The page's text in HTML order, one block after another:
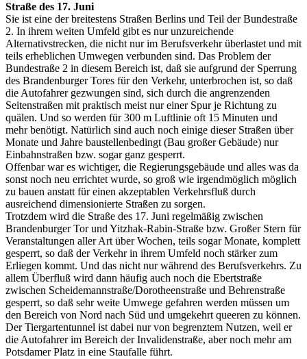
Straße des 17. Juni
Sie ist eine der breitestens Straßen Berlins und Teil der Bundestraße
2. In ihrem weiten Umfeld gibt es nur unzureichende
Alternativstrecken, die nicht nur im Berufsverkehr überlastet und mit
teils erheblichen Umwegen verbunden sind. Das Problem der
Bundestraße 2 in diesem Bereich ist, daß sie aufgrund der Sperrung
des Brandenburger Tores für den Verkehr, unterbrochen ist, so daß
die Autofahrer gezwungen sind, sich durch die angrenzenden
Seitenstraßen mit praktisch meist nur einer Spur je Richtung zu
quälen. Und so werden für 300 m Luftlinie oft 15 Minuten und
mehr benötigt. Natürlich sind auch noch einige dieser Straßen über
Monate und Jahre baustellenbedingt (Bau großer Gebäude) nur
Einbahnstraßen bzw. sogar ganz gesperrt.
Offenbar war es wichtiger, die Regierungsgebäude und alles was da
sonst noch neu errichtet wurde, so groß wie irgendmöglich möglich
zu bauen anstatt für einen akzeptablen Verkehrsfluß durch
ausreichend dimensionierte Straßen zu sorgen.
Trotzdem wird die Straße des 17. Juni regelmäßig zwischen
Brandenburger Tor und Yitzhak-Rabin-Straße bzw. Großer Stern für
Veranstaltungen aller Art über Wochen, teils sogar Monate, komplett
gesperrt, so daß der Verkehr in ihrem Umfeld noch stärker zum
Erliegen kommt. Und das nicht nur während des Berufsverkehrs. Zu
allem Überfluß wird dann häufig auch noch die Ebertstraße
zwischen Scheidemannstraße/Dorotheenstraße und Behrenstraße
gesperrt, so daß sehr weite Umwege gefahren werden müssen um
den Bereich von Nord nach Süd und umgekehrt queeren zu können.
Der Tiergartentunnel ist dabei nur von begrenztem Nutzen, weil er
die Autofahrer im Bereich der Invalidenstraße, aber noch mehr am
Potsdamer Platz in eine Staufalle führt.